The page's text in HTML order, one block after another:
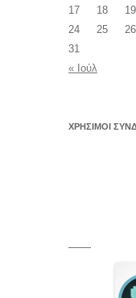
17
18 19
24
25 26
31
« Ιούλ
ΧΡΗΣΙΜΟΙ